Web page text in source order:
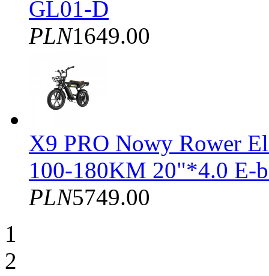
GL01-D
PLN1649.00
X9 PRO Nowy Rower
100-180KM 20"*4.0 E-
PLN5749.00
1
2